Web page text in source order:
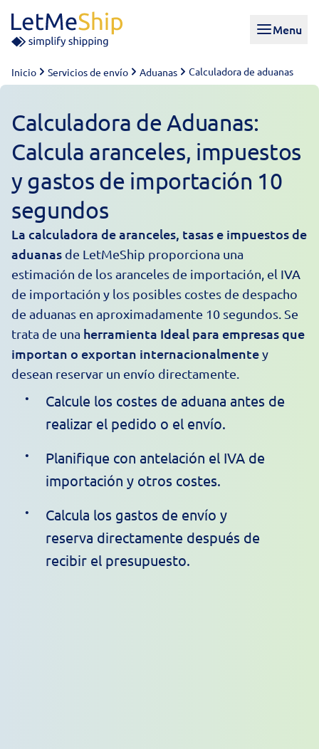
Menu
Inicio Servicios de envío Aduanas Calculadora de aduanas
Calculadora de Aduanas:
Calcula aranceles, impuestos
y gastos de importación 10
segundos
La calculadora de aranceles, tasas e impuestos de
aduanas de LetMeShip proporciona una
estimación de los aranceles de importación, el IVA
de importación y los posibles costes de despacho
de aduanas en aproximadamente 10 segundos. Se
trata de una herramienta Ideal para empresas que
importan o exportan internacionalmentey
desean reservar un envío directamente.
Calcule los costes de aduana antes de
realizar el pedido o el envío.
Planifique con antelación el IVA de
importación y otros costes.
Calcula los gastos de envío y
reserva directamente después de
recibir el presupuesto.